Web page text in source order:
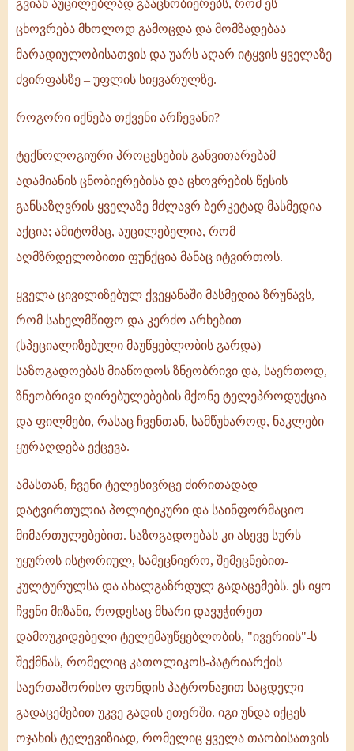
გვიან აუცილებლად გააცნობიერებს, რომ ეს
ცხოვრება მხოლოდ გამოცდა და მომზადებაა
მარადიულობისათვის და უარს აღარ იტყვის ყველაზე
ძვირფასზე – უფლის სიყვარულზე.
როგორი იქნება თქვენი არჩევანი?
ტექნოლოგიური პროცესების განვითარებამ
ადამიანის ცნობიერებისა და ცხოვრების წესის
განსაზღვრის ყველაზე მძლავრ ბერკეტად მასმედია
აქცია; ამიტომაც, აუცილებელია, რომ
აღმზრდელობითი ფუნქცია მანაც იტვირთოს.
ყველა ცივილიზებულ ქვეყანაში მასმედია ზრუნავს,
რომ სახელმწიფო და კერძო არხებით
(სპეციალიზებული მაუწყებლობის გარდა)
საზოგადოებას მიაწოდოს ზნეობრივი და, საერთოდ,
ზნეობრივი ღირებულებების მქონე ტელეპროდუქცია
და ფილმები, რასაც ჩვენთან, სამწუხაროდ, ნაკლები
ყურაღდება ექცევა.
ამასთან, ჩვენი ტელესივრცე ძირითადად
დატვირთულია პოლიტიკური და საინფორმაციო
მიმართულებებით. საზოგადოებას კი ასევე სურს
უყუროს ისტორიულ, სამეცნიერო, შემეცნებით-
კულტურულსა და ახალგაზრდულ გადაცემებს. ეს იყო
ჩვენი მიზანი, როდესაც მხარი დავუჭირეთ
დამოუკიდებელი ტელემაუწყებლობის, "ივერიის"-ს
შექმნას, რომელიც კათოლიკოს-პატრიარქის
საერთაშორისო ფონდის პატრონაჟით საცდელი
გადაცემებით უკვე გადის ეთერში. იგი უნდა იქცეს
ოჯახის ტელევიზიად, რომელიც ყველა თაობისათვის